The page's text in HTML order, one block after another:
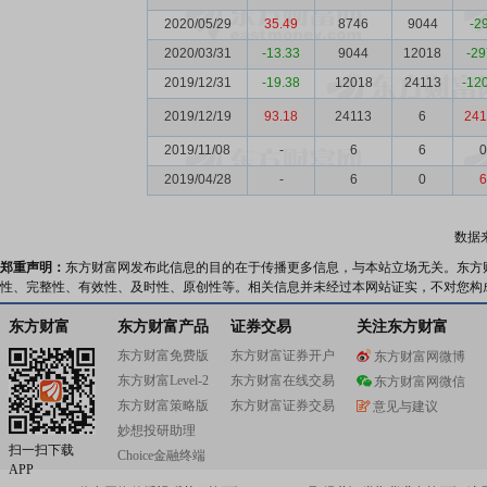
2020/05/29
35.49 8746 9044
-
2020/03/31
-13.33 9044 12018
-
2019/12/31
-19.38 12018 24113 -
2019/12/19 93.18 24113 6
2019/11/08 - 6 6
0
2019/04/28
- 6 0 6
数据
郑重声明： 东方财富网发布此信息的目的在于传播更多信息，与本站立场无关。东
性、完整性、有效性、及时性、原创性等。相关信息并未经过本网站证实，不对您
东方财富
扫一扫下载
APP
东方财富产品
东方财富免费版
东方财富Level-2
东方财富策略版
妙想投研助理
Choice金融终端
证券交易
东方财富证券开户
东方财富在线交易
东方财富证券交易
关注东方财富
东方财富网微博
东方财富网微信
意见与建议